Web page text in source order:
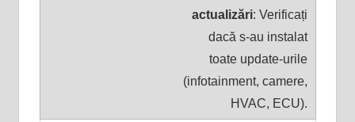
actualizări: Verificați
dacă s-au instalat
toate update-urile
(infotainment, camere,
HVAC, ECU).